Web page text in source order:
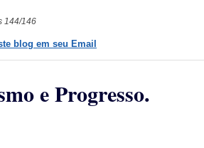
144/146
blog em seu Email
e Progresso.